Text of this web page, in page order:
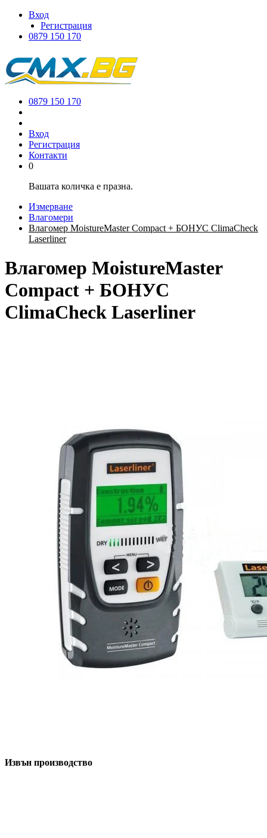
Вход
Регистрация
0879 150 170
0879 150 170
Вход
Регистрация
Контакти
0
Вашата количка е празна.
Измерване
Влагомери
Влагомер MoistureMaster Compact + БОНУС ClimaCheck
Laserliner
Влагомер MoistureMaster
Compact + БОНУС
ClimaCheck Laserliner
Извън производство